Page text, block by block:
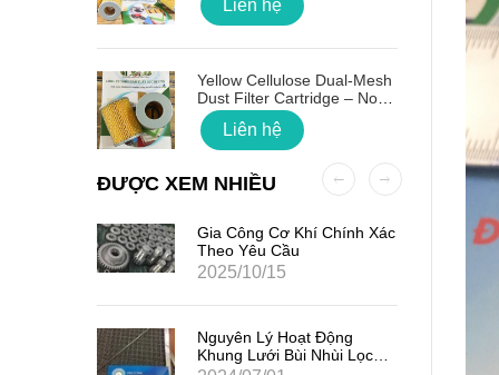
Liên hệ
Yellow Cellulose Dual-Mesh
Dust Filter Cartridge – No
Gasket
Liên hệ
ĐƯỢC XEM NHIỀU
Gia Công Cơ Khí Chính Xác
Theo Yêu Cầu
2025/10/15
Nguyên Lý Hoạt Động
Khung Lưới Bùi Nhùi Lọc